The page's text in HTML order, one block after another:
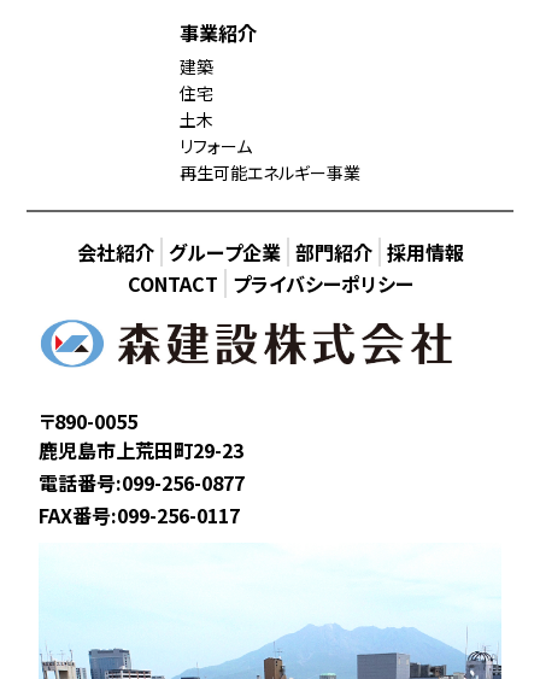
事業紹介
建築
住宅
土木
リフォーム
再生可能エネルギー事業
会社紹介 グループ企業 部門紹介 採用情報
CONTACT プライバシーポリシー
〒890-0055
鹿児島市上荒田町29-23
電話番号:099-256-0877
FAX番号:099-256-0117